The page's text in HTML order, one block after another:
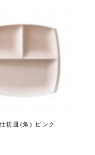
切皿(角) ピンク